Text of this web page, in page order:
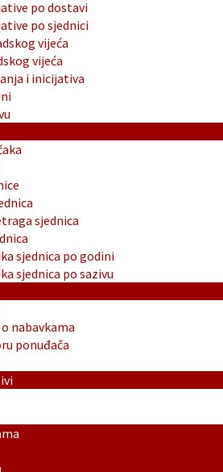
po dostavi
po sjednici
vijeća
vijeća
i inicijativa
sjednica
sjednica po godini
sjednica po sazivu
nabavkama
ponuđača